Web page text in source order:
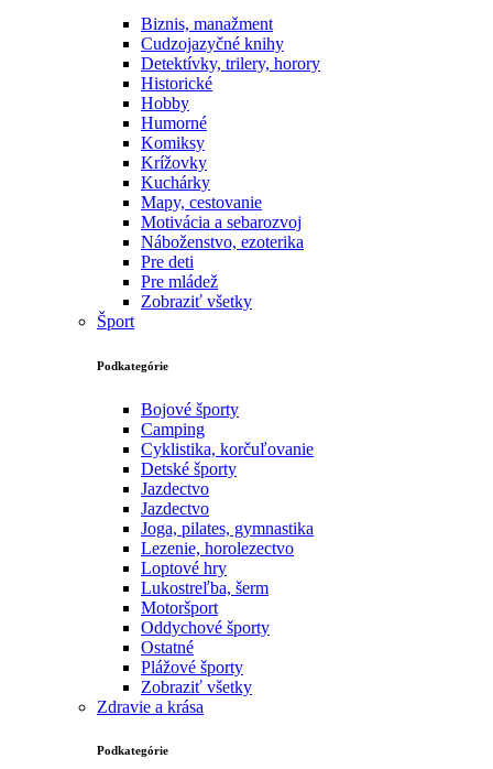
Biznis, manažment
Cudzojazyčné knihy
Detektívky, trilery, horory
Historické
Hobby
Humorné
Komiksy
Krížovky
Kuchárky
Mapy, cestovanie
Motivácia a sebarozvoj
Náboženstvo, ezoterika
Pre deti
Pre mládež
Zobraziť všetky
Šport
Podkategórie
Bojové športy
Camping
Cyklistika, korčuľovanie
Detské športy
Jazdectvo
Jazdectvo
Joga, pilates, gymnastika
Lezenie, horolezectvo
Loptové hry
Lukostreľba, šerm
Motoršport‎
Oddychové športy
Ostatné
Plážové športy
Zobraziť všetky
Zdravie a krása
Podkategórie